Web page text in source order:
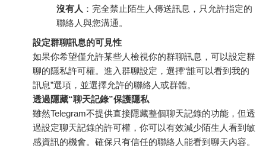
沒有人 ：完全禁止陌生人傳送訊息，只允許指定的
聯絡人與您溝通。
設定群聊訊息的可見性
如果你希望僅允許某些人檢視你的群聊訊息，可以設定群
聊的隱私許可權。進入群聊設定，選擇“誰可以看到我的
訊息”選項，並選擇允許的聯絡人或群體。
透過隱藏“聊天記錄”保護隱私
雖然Telegram不提供直接隱藏整個聊天記錄的功能，但透
過設定聊天記錄的許可權，你可以有效減少陌生人看到敏
感資訊的機會。確保只有信任的聯絡人能看到聊天內容。